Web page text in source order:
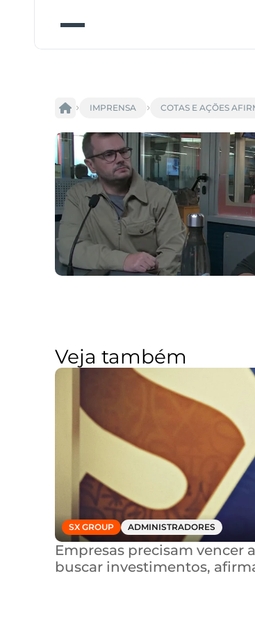
IMPRENSA COTAS E AÇÕES
Veja também
SX GROUP ADMINISTRADORES
Empresas precisam vencer
buscar investimentos,